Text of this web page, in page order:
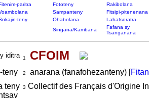
paritra Fototeny
Rakibolana
Sampanteny
Fitsipi-pitenenana
teny Ohabolana
Lahatsoratra
Singana/Kambana
Fafana sy
Tsanganana
iditra 1 CFOIM
teny 2 anarana (fanafohezanteny) [
teny 3 Collectif des Français d'Origine